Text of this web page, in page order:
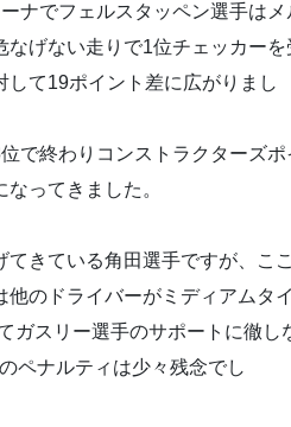
ナでフェルスタッペン選手は
げない走りで1位チェッカーを
して19ポイント差に広がりまし
終わりコンストラクターズポ
ってきました。
てきている角田選手ですが、こ
他のドライバーがミディアムタ
ガスリー選手のサポートに徹
ペナルティは少々残念でし